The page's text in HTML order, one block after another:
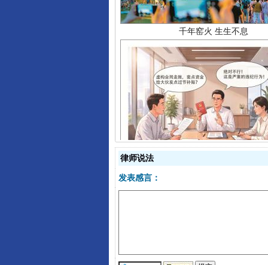
揭开“小金库”的免责幌子
律师说法
发表感言：